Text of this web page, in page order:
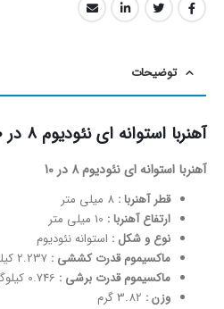
توضیحات
آهنربا استوانه ای نئودیوم 8 در 10 میلی متر
آهنربا استوانه ای نئودیوم 8 در 10
قطر آهنربا :
ارتفاع آهنربا :
نوع و شکل : استوانه نئودیوم
ماکسیموم قدرت کششی : 2.237 کیلوگرم
ماکسیموم قدرت برشی :
وزن :